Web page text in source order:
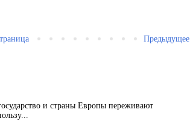
Предыдущее
и страны Европы переживают